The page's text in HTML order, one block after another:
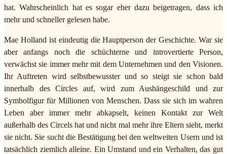
hat. Wahrscheinlich hat es sogar eher dazu beigetragen, dass ich
mehr und schneller gelesen habe.
Mae Holland ist eindeutig die Hauptperson der Geschichte. War sie
aber anfangs noch die schüchterne und introvertierte Person,
verwächst sie immer mehr mit dem Unternehmen und den Visionen.
Ihr Auftreten wird selbstbewusster und so steigt sie schon bald
innerhalb des Circles auf, wird zum Aushängeschild und zur
Symbolfigur für Millionen von Menschen. Dass sie sich im wahren
Leben aber immer mehr abkapselt, keinen Kontakt zur Welt
außerhalb des Circels hat und nicht mal mehr ihre Eltern sieht, merkt
sie nicht. Sie sucht die Bestätigung bei den weltweiten Usern und ist
tatsächlich ziemlich alleine. Ein Umstand und ein Verhalten, das gut